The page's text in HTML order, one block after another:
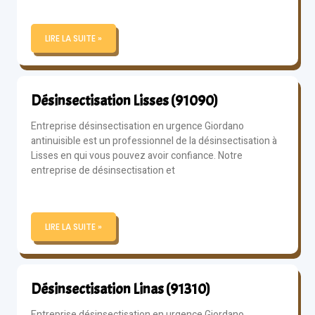
LIRE LA SUITE »
Désinsectisation Lisses (91090)
Entreprise désinsectisation en urgence Giordano
antinuisible est un professionnel de la désinsectisation à
Lisses en qui vous pouvez avoir confiance. Notre
entreprise de désinsectisation et
LIRE LA SUITE »
Désinsectisation Linas (91310)